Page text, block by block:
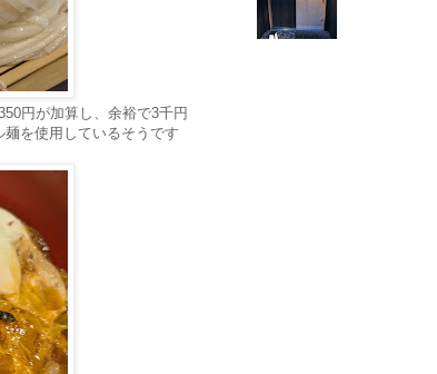
円が加算し、余裕で3千円
を使用しているそうです